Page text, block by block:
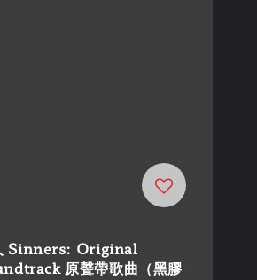
Sinners: Original
原聲帶歌曲（黑膠